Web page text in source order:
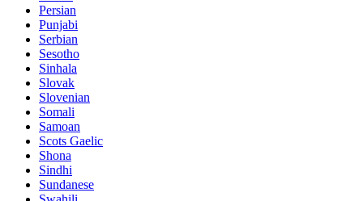
Persian
Punjabi
Serbian
Sesotho
Sinhala
Slovak
Slovenian
Somali
Samoan
Scots Gaelic
Shona
Sindhi
Sundanese